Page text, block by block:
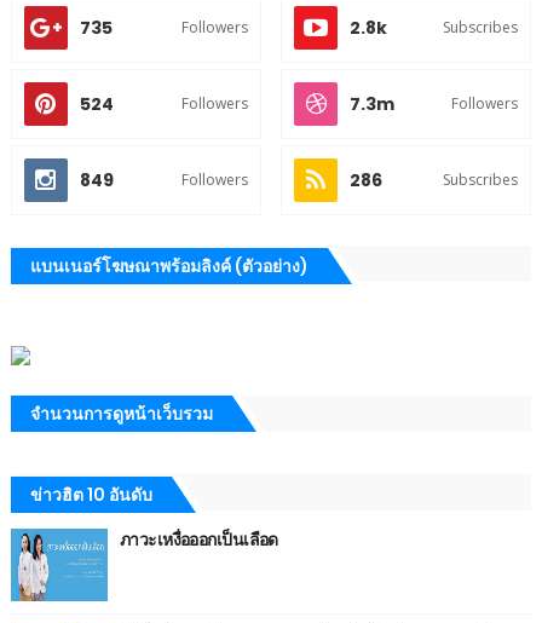
735 Followers 2.8k Subscribes
524 Followers 7.3m Followers
849 Followers 286 Subscribes
แบนเนอร์โฆษณาพร้อมลิงค์ (ตัวอย่าง)
จำนวนการดูหน้าเว็บรวม
ข่าวฮิต 10 อันดับ
ภาวะเหงื่อออกเป็นเลือด